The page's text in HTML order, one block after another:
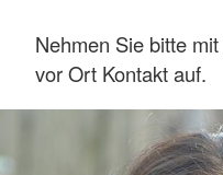
Nehmen Sie bitte
vor Ort Kontakt auf.